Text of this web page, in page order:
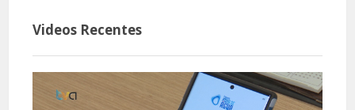
Videos Recentes